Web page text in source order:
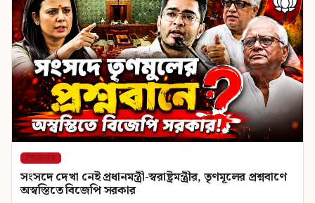
শিরোনাম
সংসদে দেখা নেই প্রধানমন্ত্রী-স্বরাষ্ট্রমন্ত্রীর, তৃণমূলের প্রশ্নবাণে
অস্বস্তিতে বিজেপি সরকার